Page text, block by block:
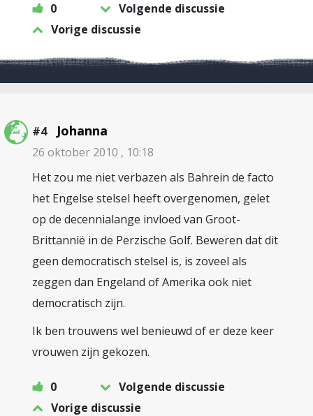
0
Volgende discussie
Vorige discussie
#4 Johanna
26 oktober 2010 , 10:18
Het zou me niet verbazen als Bahrein de facto
het Engelse stelsel heeft overgenomen, gelet
op de decennialange invloed van Groot-
Brittannië in de Perzische Golf. Beweren dat dit
geen democratisch stelsel is, is zoveel als
zeggen dan Engeland of Amerika ook niet
democratisch zijn.
Ik ben trouwens wel benieuwd of er deze keer
vrouwen zijn gekozen.
0
Volgende discussie
Vorige discussie